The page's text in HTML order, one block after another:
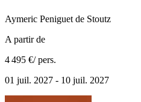
Aymeric Peniguet de Stoutz
A partir de
4 495 €/ pers.
01 juil. 2027 - 10 juil. 2027